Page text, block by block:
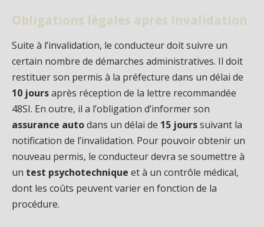
Obligations légales après invalidation
Suite à l’invalidation, le conducteur doit suivre un
certain nombre de démarches administratives. Il doit
restituer son permis à la préfecture dans un délai de
10 joursaprès réception de la lettre recommandée
48SI. En outre, il a l’obligation d’informer son
assurance autodans un délai de 15 jourssuivant la
notification de l’invalidation. Pour pouvoir obtenir un
nouveau permis, le conducteur devra se soumettre à
un test psychotechnique et à un contrôle médical,
dont les coûts peuvent varier en fonction de la
procédure.